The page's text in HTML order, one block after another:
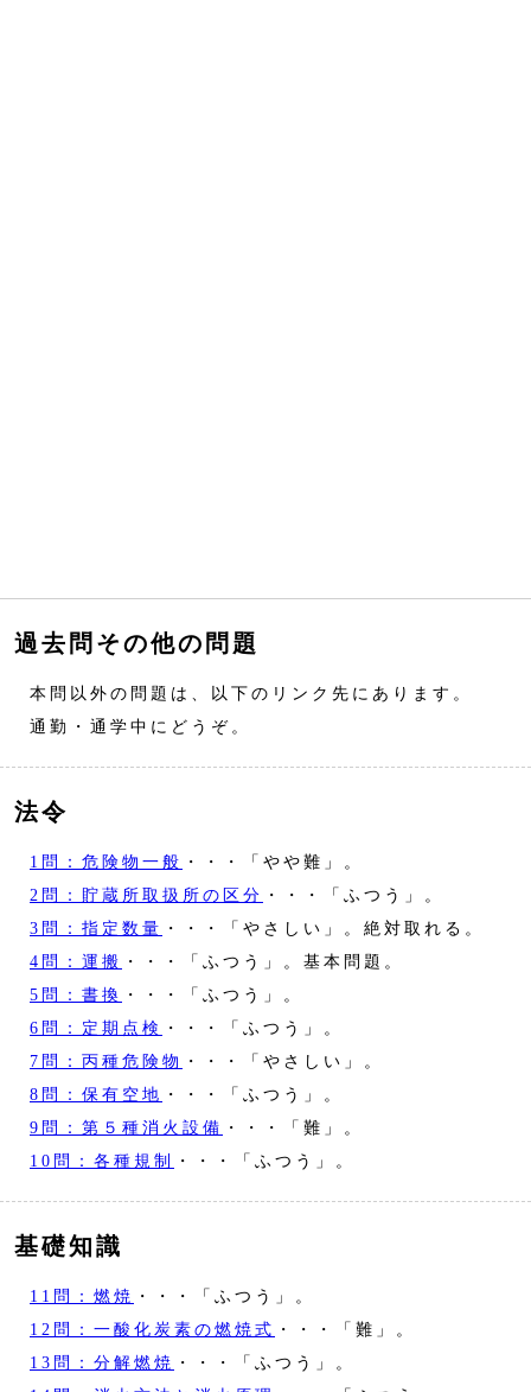
過去問その他の問題
本問以外の問題は、以下のリンク先にあります。
通勤・通学中にどうぞ。
法令
1問：危険物一般 ・・・「やや難」。
2問：貯蔵所取扱所の区分 ・・・「ふつう」。
3問：指定数量 ・・・「やさしい」。絶対取れる。
4問：運搬 ・・・「ふつう」。基本問題。
5問：書換 ・・・「ふつう」。
6問：定期点検
・・・「ふつう」。
7問：丙種危険物
・・・「やさしい」。
8問：保有空地 ・・・「ふつう」。
9問：第５種消火設備 ・・・「難」。
10問：各種規制
・・・「ふつう」。
基礎知識
11問：燃焼 ・・・「ふつう」。
12問：一酸化炭素の燃焼式 ・・・「難」。
13問：分解燃焼 ・・・「ふつう」。